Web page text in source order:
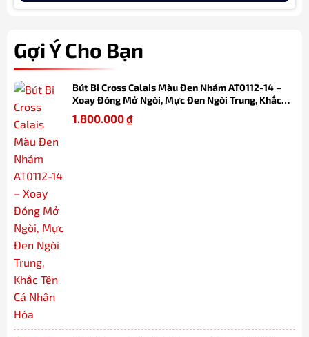
Gợi Ý Cho Bạn
Bút Bi Cross Calais Màu Đen Nhám AT0112-14 –
Xoay Đóng Mở Ngòi, Mực Đen Ngòi Trung, Khắc
Tên Cá Nhân Hóa
1.800.000₫